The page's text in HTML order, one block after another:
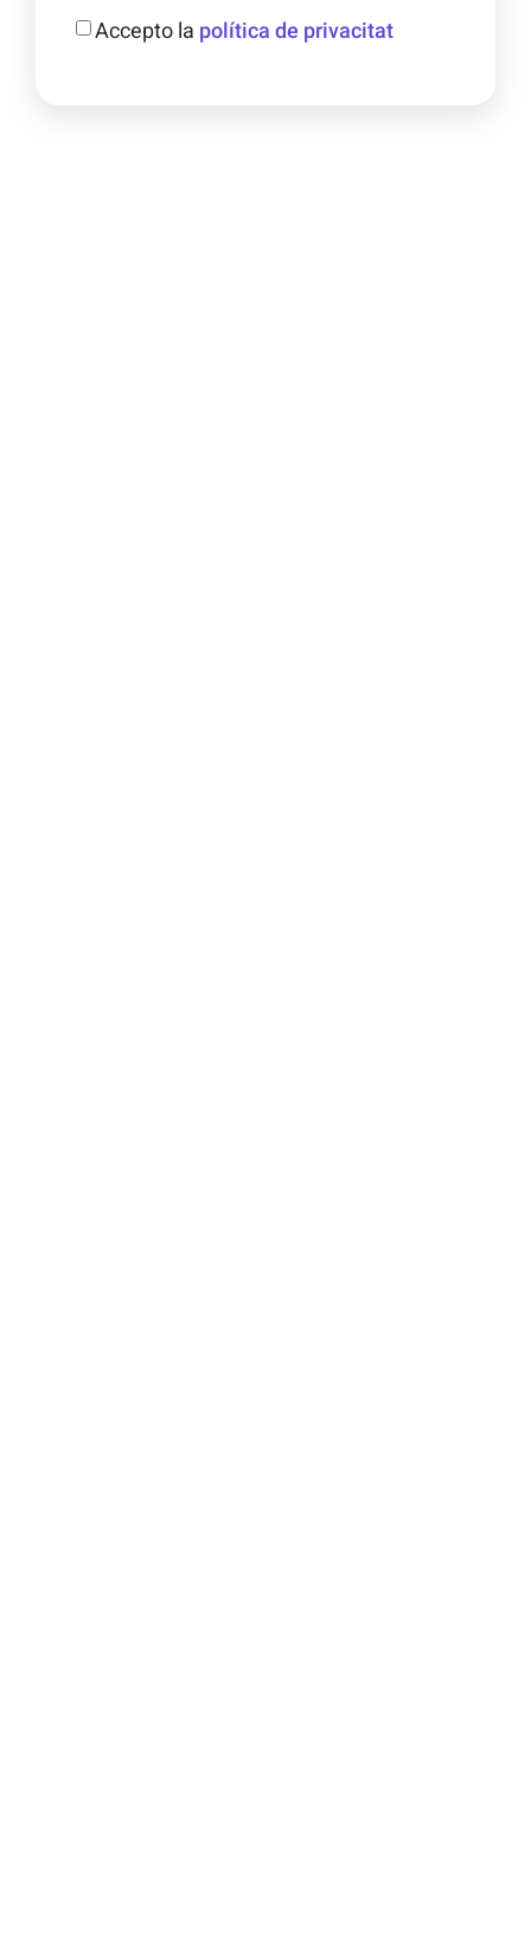
Accepto la política de privacitat